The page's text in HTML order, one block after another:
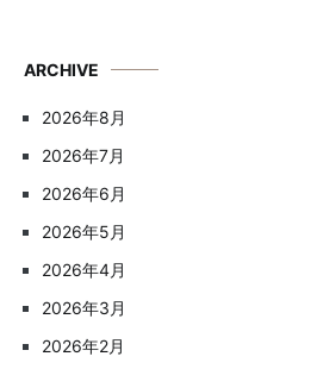
ARCHIVE
2026年8月
2026年7月
2026年6月
2026年5月
2026年4月
2026年3月
2026年2月